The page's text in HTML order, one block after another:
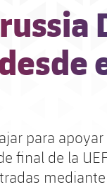
para
final de la